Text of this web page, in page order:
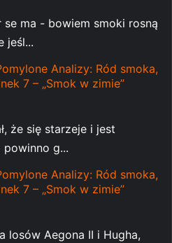
se ma - bowiem smoki rosną
jeśl...
Analizy: Ród smoka,
7 – „Smok w zimie”
że się starzeje i jest
g...
Analizy: Ród smoka,
7 – „Smok w zimie”
losów Aegona II i Hugha,